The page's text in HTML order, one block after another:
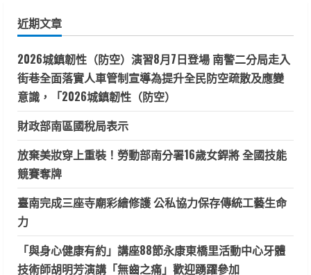
字:
近期文章
2026城鎮韌性（防空）演習8月7日登場 南警二分局走入
街巷全面落實人車管制宣導為提升全民防空疏散及應變
意識，「2026城鎮韌性（防空）
財政部南區國稅局表示
放棄美妝穿上重裝！勞動部南分署16歲女銲將 全國技能
競賽奪牌
臺南完成三座寺廟彩繪修護 公私協力保存傳統工藝生命
力
「與身心健康有約」講座88節永康東橋里活動中心牙體
技術師胡明芳演講「無齒之痛」歡迎踴躍參加